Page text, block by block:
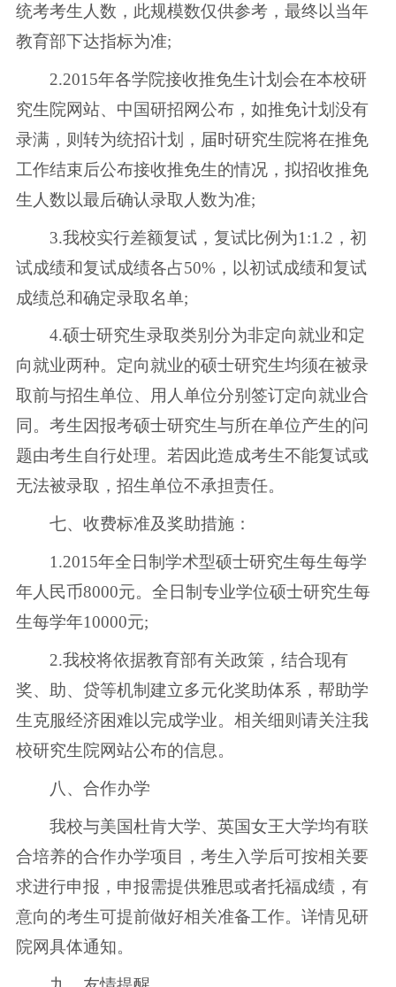
统考考生人数，此规模数仅供参考，最终以当年
教育部下达指标为准;
2.2015年各学院接收推免生计划会在本校研
究生院网站、中国研招网公布，如推免计划没有
录满，则转为统招计划，届时研究生院将在推免
工作结束后公布接收推免生的情况，拟招收推免
生人数以最后确认录取人数为准;
3.我校实行差额复试，复试比例为1:1.2，初
试成绩和复试成绩各占50%，以初试成绩和复试
成绩总和确定录取名单;
4.硕士研究生录取类别分为非定向就业和定
向就业两种。定向就业的硕士研究生均须在被录
取前与招生单位、用人单位分别签订定向就业合
同。考生因报考硕士研究生与所在单位产生的问
题由考生自行处理。若因此造成考生不能复试或
无法被录取，招生单位不承担责任。
七、收费标准及奖助措施：
1.2015年全日制学术型硕士研究生每生每学
年人民币8000元。全日制专业学位硕士研究生每
生每学年10000元;
2.我校将依据教育部有关政策，结合现有
奖、助、贷等机制建立多元化奖助体系，帮助学
生克服经济困难以完成学业。相关细则请关注我
校研究生院网站公布的信息。
八、合作办学
我校与美国杜肯大学、英国女王大学均有联
合培养的合作办学项目，考生入学后可按相关要
求进行申报，申报需提供雅思或者托福成绩，有
意向的考生可提前做好相关准备工作。详情见研
院网具体通知。